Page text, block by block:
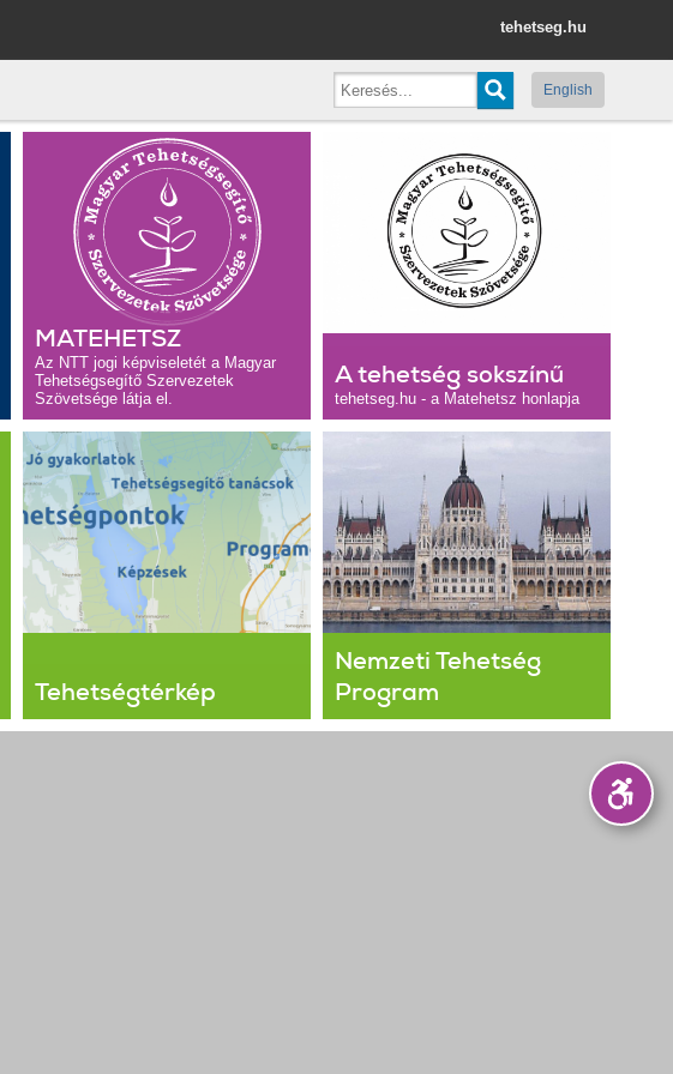
tehetseg.hu
English
MATEHETSZ
Az NTT jogi képviseletét a Magyar
Tehetségsegítő Szervezetek
Szövetsége látja el.
A tehetség sokszínű
tehetseg.hu - a Matehetsz honlapja
Tehetségtérkép
Nemzeti Tehetség
Program